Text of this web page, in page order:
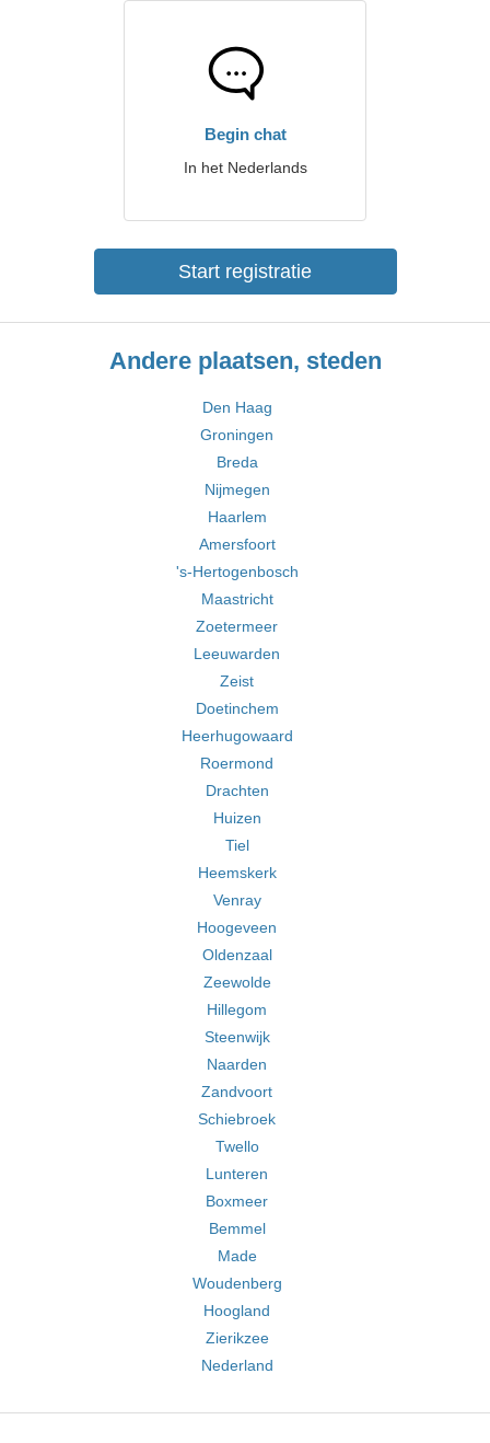
Begin chat
In het Nederlands
Start registratie
Andere plaatsen, steden
Den Haag
Groningen
Breda
Nijmegen
Haarlem
Amersfoort
's-Hertogenbosch
Maastricht
Zoetermeer
Leeuwarden
Zeist
Doetinchem
Heerhugowaard
Roermond
Drachten
Huizen
Tiel
Heemskerk
Venray
Hoogeveen
Oldenzaal
Zeewolde
Hillegom
Steenwijk
Naarden
Zandvoort
Schiebroek
Twello
Lunteren
Boxmeer
Bemmel
Made
Woudenberg
Hoogland
Zierikzee
Nederland